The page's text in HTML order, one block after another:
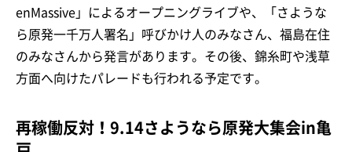
enMassive」によるオープニングライブや、「さような
ら原発一千万人署名」呼びかけ人のみなさん、福島在住
のみなさんから発言があります。その後、錦糸町や浅草
方面へ向けたパレードも行われる予定です。
再稼働反対！9.14さようなら原発大集会in亀